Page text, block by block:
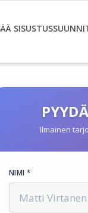
Ilmainen
NIMI *